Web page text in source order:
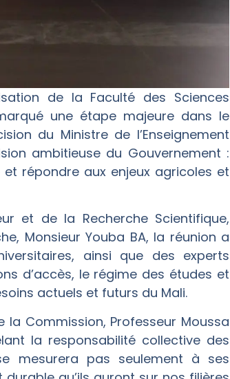
de la Faculté des Sciences
une étape majeure dans le
du Ministre de l’Enseignement
ambitieuse du Gouvernement :
répondre aux enjeux agricoles et
et de la Recherche Scientifique,
Monsieur Youba BA, la réunion a
ainsi que des experts
d’accès, le régime des études et
actuels et futurs du Mali.
Commission, Professeur Moussa
la responsabilité collective des
mesurera pas seulement à ses